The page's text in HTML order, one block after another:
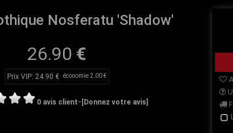
Nosferatu 'Shadow'
26.90 €
Prix VIP: 24.90 € économie 2.00 €
0 avis client- [Donnez votre avis]